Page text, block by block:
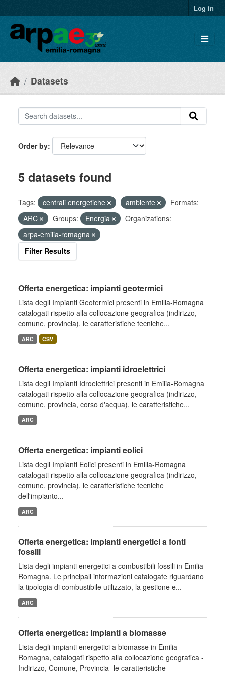
Log in
Datasets
Order by
5 datasets found
Tags: centrali energetiche ambiente
Formats:
ARC
Groups: Energia
Organizations:
arpa-emilia-romagna
Filter Results
Offerta energetica: impianti geotermici
Lista degli Impianti Geotermici presenti in Emilia-Romagna
catalogati rispetto alla collocazione geografica (indirizzo,
comune, provincia), le caratteristiche tecniche...
ARC CSV
Offerta energetica: impianti idroelettrici
Lista degli Impianti Idroelettrici presenti in Emilia-Romagna
catalogati rispetto alla collocazione geografica (indirizzo,
comune, provincia, corso d'acqua), le caratteristiche...
ARC
Offerta energetica: impianti eolici
Lista degli Impianti Eolici presenti in Emilia-Romagna
catalogati rispetto alla collocazione geografica (indirizzo,
comune, provincia), le caratteristiche tecniche
dell'impianto...
ARC
Offerta energetica: impianti energetici a fonti
fossili
Lista degli impianti energetici a combustibili fossili in Emilia-
Romagna. Le principali informazioni catalogate riguardano
la tipologia di combustibile utilizzato, la gestione e...
ARC
Offerta energetica: impianti a biomasse
Lista degli impianti energetici a biomasse in Emilia-
Romagna, catalogati rispetto alla collocazione geografica -
Indirizzo, Comune, Provincia- le caratteristiche